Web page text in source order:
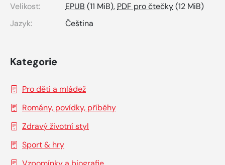
Velikost:
EPUB (11 MiB), PDF pro čtečky(12 MiB)
Jazyk:
Čeština
Kategorie
Pro děti a mládež
Romány, povídky, příběhy
Zdravý životní styl
Sport & hry